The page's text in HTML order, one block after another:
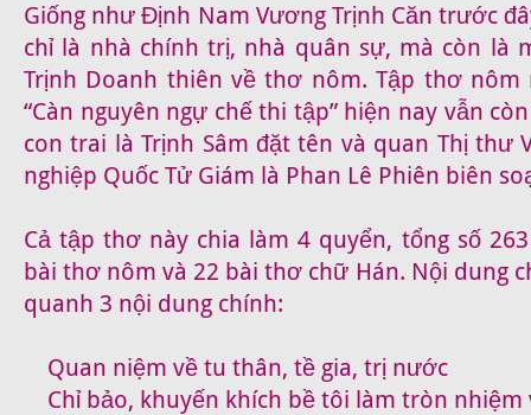
Giống như Định Nam Vương Trịnh Căn trước
chỉ là nhà chính trị, nhà quân sự, mà còn là
Trịnh Doanh thiên về thơ nôm. Tập thơ nôm
“Càn nguyên ngự chế thi tập” hiện nay vẫn
con trai là Trịnh Sâm đặt tên và quan Thị thư
nghiệp Quốc Tử Giám là Phan Lê Phiên biên
Cả tập thơ này chia làm 4 quyển, tổng số
bài thơ nôm và 22 bài thơ chữ Hán. Nội dung
quanh 3 nội dung chính:
Quan niệm về tu thân, tề gia, trị nước
Chỉ bảo, khuyến khích bề tôi làm tròn nhiệm